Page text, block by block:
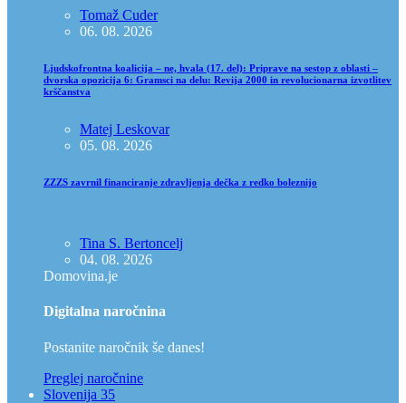
Tomaž Cuder
06. 08. 2026
Ljudskofrontna koalicija – ne, hvala (17. del): Priprave na sestop z oblasti –
dvorska opozicija 6: Gramsci na delu: Revija 2000 in revolucionarna izvotlitev
krščanstva
Matej Leskovar
05. 08. 2026
ZZZS zavrnil financiranje zdravljenja dečka z redko boleznijo
Tina S. Bertoncelj
04. 08. 2026
Domovina.je
Digitalna naročnina
Postanite naročnik še danes!
Preglej naročnine
Slovenija 35